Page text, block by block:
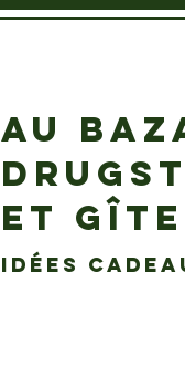
AU
ET
idées